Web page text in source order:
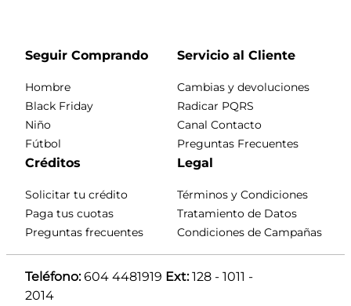
Seguir Comprando
Hombre
Black Friday
Niño
Fútbol
Servicio al Cliente
Cambias y devoluciones
Radicar PQRS
Canal Contacto
Preguntas Frecuentes
Créditos
Solicitar tu crédito
Paga tus cuotas
Preguntas frecuentes
Legal
Términos y Condiciones
Tratamiento de Datos
Condiciones de Campañas
Teléfono: 604 4481919 Ext: 128 - 1011 -
2014